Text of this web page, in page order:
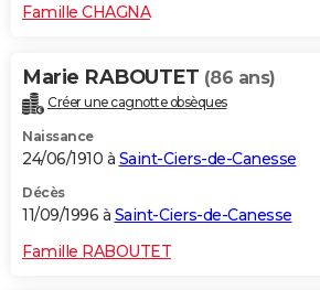
Famille CHAGNA
Marie RABOUTET (86 ans)
Créer une cagnotte obsèques
Naissance
24/06/1910 à Saint-Ciers-de-Canesse
Décès
11/09/1996 à Saint-Ciers-de-Canesse
Famille RABOUTET